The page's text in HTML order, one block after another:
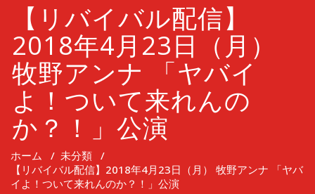
シ
ョ
ン
を
切
え
【リバイバル配信】
2018年4月23日（月）
牧野アンナ 「ヤバイ
よ！ついて来れんの
か？！」公演
ホーム / 未分類 /
【リバイバル配信】2018年4月23日（月） 牧野アンナ 「ヤバ
イよ！ついて来れんのか？！」公演